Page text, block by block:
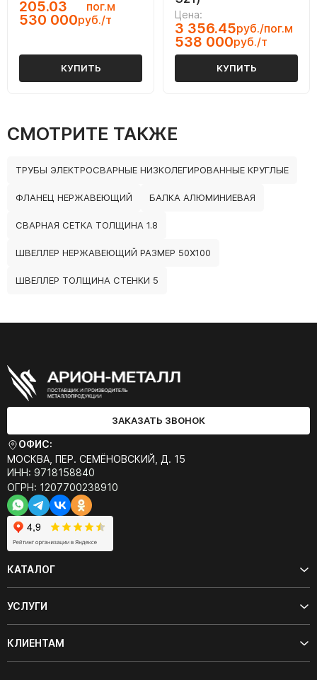
205.03
пог.м
530 000руб./т
КУПИТЬ
Цена:
3 356.45руб./пог.м
538 000руб./т
КУПИТЬ
СМОТРИТЕ ТАКЖЕ
ТРУБЫ ЭЛЕКТРОСВАРНЫЕ НИЗКОЛЕГИРОВАННЫЕ КРУГЛЫЕ
ФЛАНЕЦ НЕРЖАВЕЮЩИЙ БАЛКА АЛЮМИНИЕВАЯ
СВАРНАЯ СЕТКА ТОЛЩИНА 1.8
ШВЕЛЛЕР НЕРЖАВЕЮЩИЙ РАЗМЕР 50Х100
ШВЕЛЛЕР ТОЛЩИНА СТЕНКИ 5
ЗАКАЗАТЬ ЗВОНОК
ОФИС:
МОСКВА, ПЕР. СЕМЁНОВСКИЙ, Д. 15
ИНН: 9718158840
ОГРН: 1207700238910
КАТАЛОГ
УСЛУГИ
КЛИЕНТАМ